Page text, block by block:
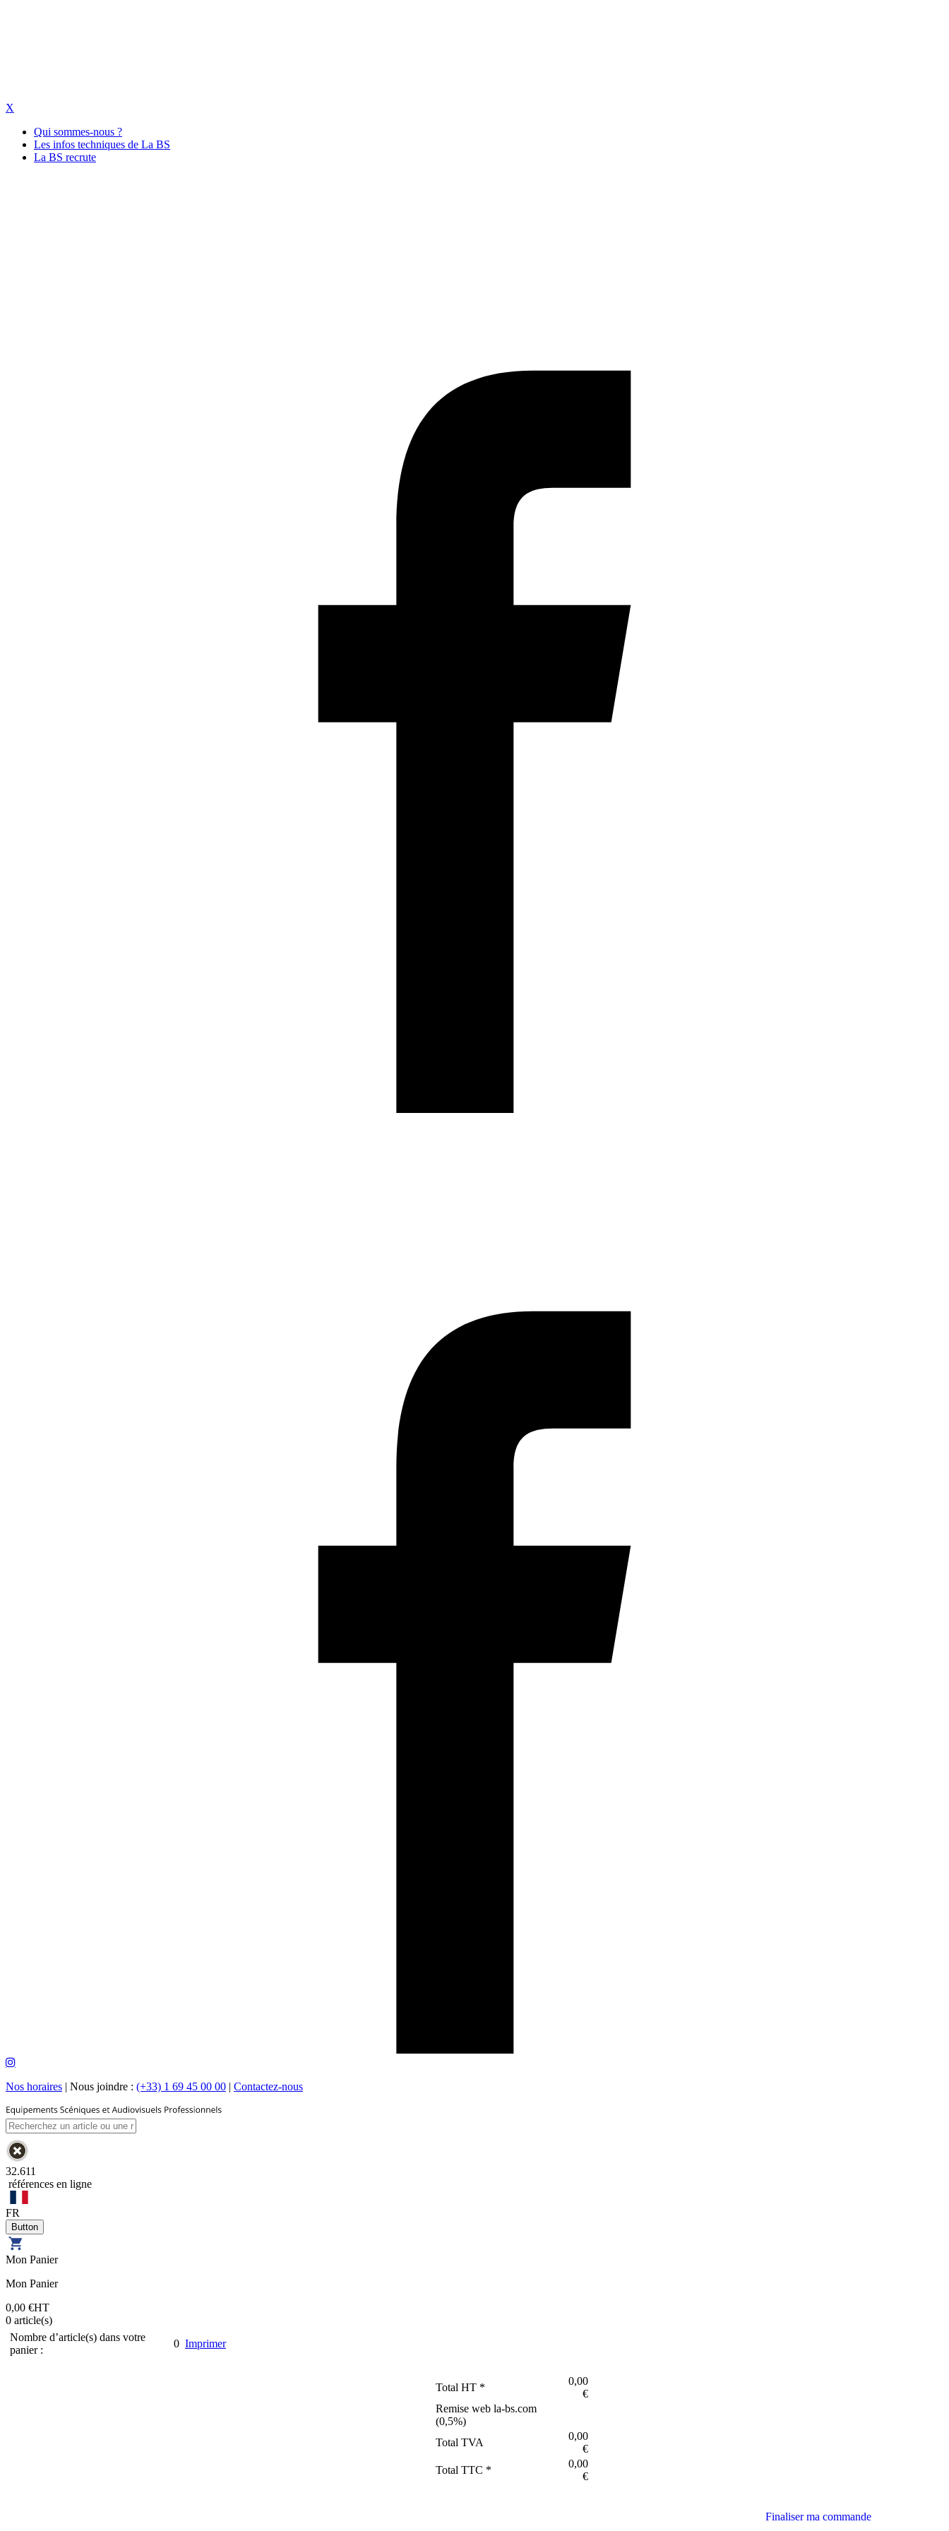
X
Qui sommes-nous ?
Les infos techniques de La BS
La BS recrute
Nos horaires | Nous joindre : (+33) 1 69 45 00 00 | Contactez-nous
32.611
références en ligne
FR
Mon Panier
Mon Panier
0,00 €HT
0 article(s)
Nombre d’article(s) dans votre
panier :
0 Imprimer
Total HT *
0,00
€
Remise web la-bs.com
(0,5%)
Total TVA
0,00
€
Total TTC *
0,00
€
Finaliser ma commande